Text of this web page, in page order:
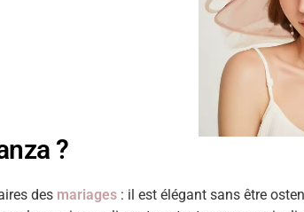
?
des mariages : il est élégant sans être